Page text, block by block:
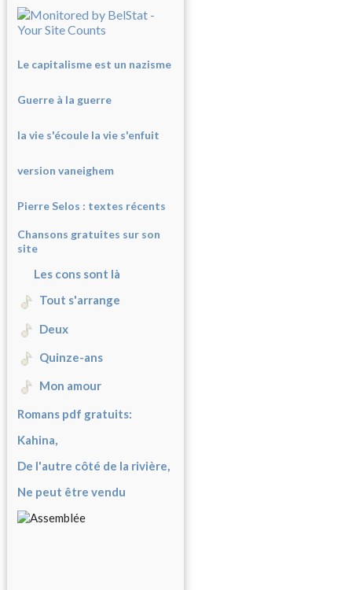
Le capitalisme est un nazisme
Guerre à la guerre
la vie s'écoule la vie s'enfuit
version vaneighem
Pierre Selos : textes récents
Chansons gratuites sur son
site
Les cons sont là
Tout s'arrange
Deux
Quinze-ans
Mon amour
Romans pdf gratuits:
Kahina,
De l'autre côté de la rivière,
Ne peut être vendu